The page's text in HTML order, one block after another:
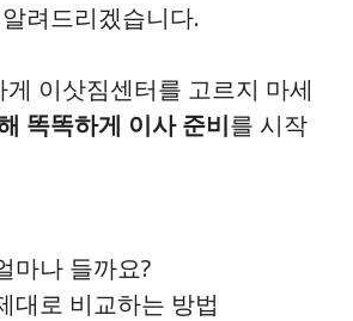
려드리겠습니다.
이삿짐센터를 고르지 마세
똑똑하게 이사 준비를 시작
마나 들까요?
대로 비교하는 방법